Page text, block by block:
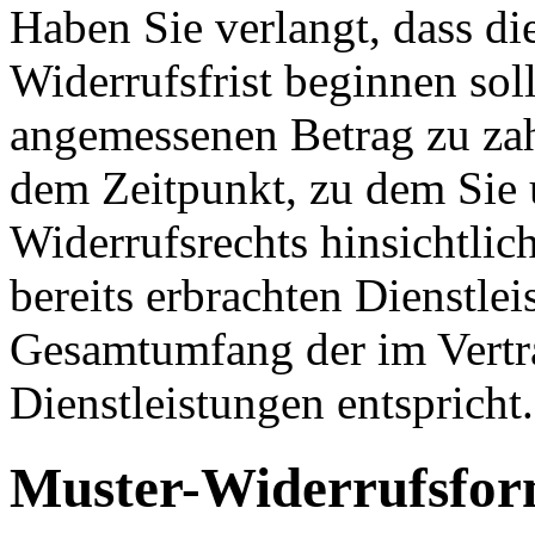
Haben Sie verlangt, dass
Widerrufsfrist beginnen
angemessenen Betrag zu
dem Zeitpunkt, zu dem
Widerrufsrechts
bereits erbrachten
Gesamtumfang der im
Dienstleistungen entspricht.
Muster-